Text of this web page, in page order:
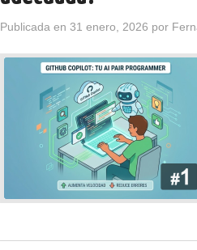
Publicada en 31 enero, 2026 por